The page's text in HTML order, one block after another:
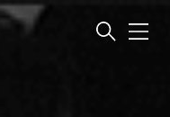
메